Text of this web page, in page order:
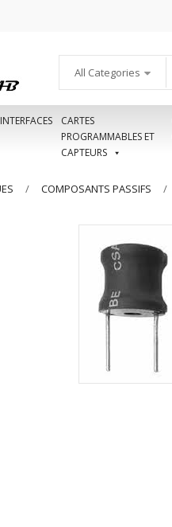
All Categories
CARTES
PROGRAMMABLES ET
CAPTEURS
COMPOSANTS PASSIFS